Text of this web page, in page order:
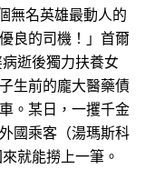
無名英雄最動人的
良的司機！」首爾
逝後獨力扶養女
生前的龐大醫藥債
。某日，一攫千金
國乘客（湯瑪斯科
就能撈上一筆。